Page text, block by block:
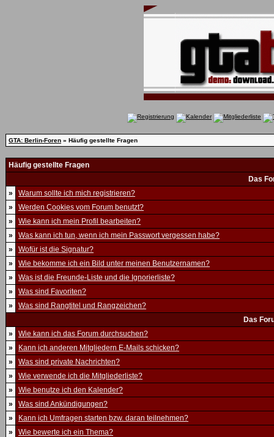
GTA: Berlin-Foren » Häufig gestellte Fragen
Häufig gestellte Fragen
Das
»
Warum sollte ich mich registrieren?
»
Werden Cookies vom Forum benutzt?
»
Wie kann ich mein Profil bearbeiten?
»
Was kann ich tun, wenn ich mein Passwort vergessen habe?
»
Wofür ist die Signatur?
»
Wie bekomme ich ein Bild unter meinen Benutzernamen?
»
Was ist die Freunde-Liste und die Ignorierliste?
»
Was sind Favoriten?
»
Was sind Rangtitel und Rangzeichen?
Das
»
Wie kann ich das Forum durchsuchen?
»
Kann ich anderen Mitgliedern E-Mails schicken?
»
Was sind private Nachrichten?
»
Wie verwende ich die Mitgliederliste?
»
Wie benutze ich den Kalender?
»
Was sind Ankündigungen?
»
Kann ich Umfragen starten bzw. daran teilnehmen?
»
Wie bewerte ich ein Thema?